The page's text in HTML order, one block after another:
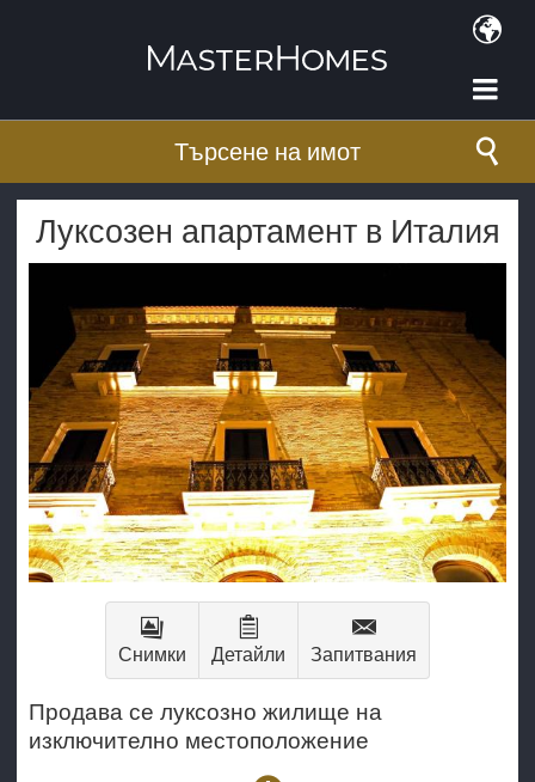
Търсене на имот
Луксозен апартамент в Италия
Снимки Детайли Запитвания
Продава се луксозно жилище на
изключително местоположение